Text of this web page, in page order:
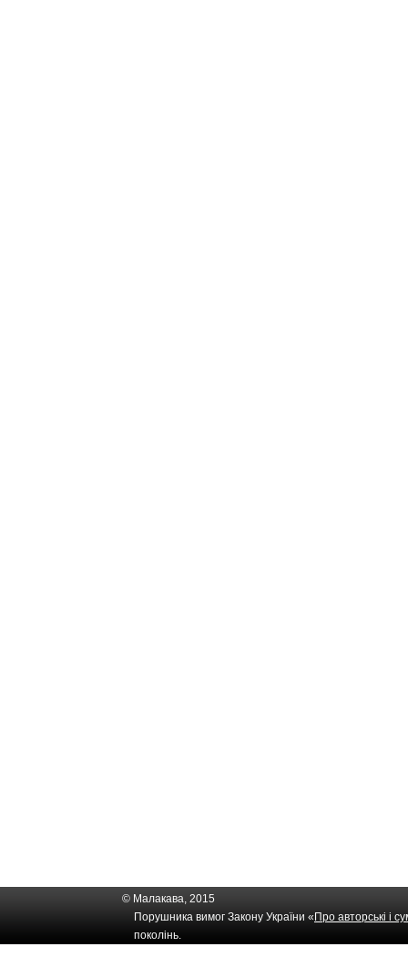
© Малакава, 2015
Порушника вимог Закону України « Про авторські і
поколінь.